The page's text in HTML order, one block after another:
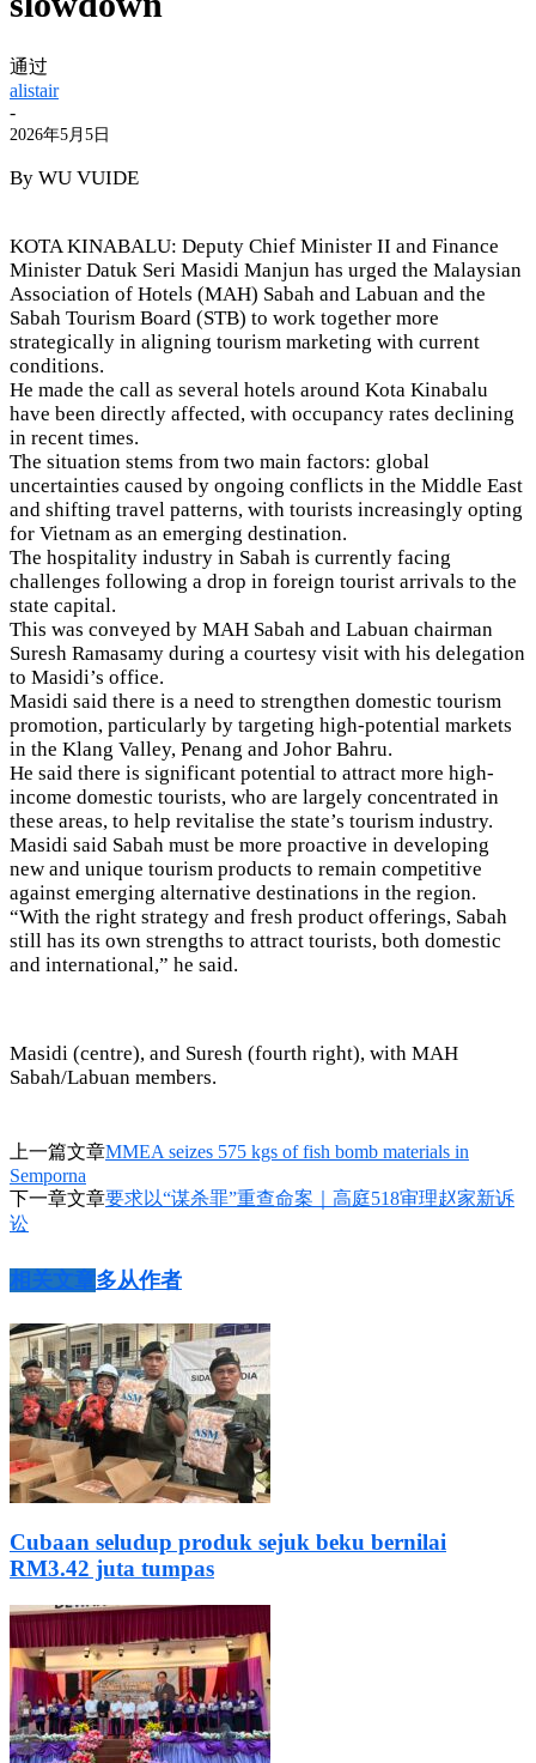
通过
alistair
-
2026年5月5日
By WU VUIDE
KOTA KINABALU: Deputy Chief Minister II and Finance
Minister Datuk Seri Masidi Manjun has urged the Malaysian
Association of Hotels (MAH) Sabah and Labuan and the
Sabah Tourism Board (STB) to work together more
strategically in aligning tourism marketing with current
conditions.
He made the call as several hotels around Kota Kinabalu
have been directly affected, with occupancy rates declining
in recent times.
The situation stems from two main factors: global
uncertainties caused by ongoing conflicts in the Middle East
and shifting travel patterns, with tourists increasingly opting
for Vietnam as an emerging destination.
The hospitality industry in Sabah is currently facing
challenges following a drop in foreign tourist arrivals to the
state capital.
This was conveyed by MAH Sabah and Labuan chairman
Suresh Ramasamy during a courtesy visit with his delegation
to Masidi’s office.
Masidi said there is a need to strengthen domestic tourism
promotion, particularly by targeting high-potential markets
in the Klang Valley, Penang and Johor Bahru.
He said there is significant potential to attract more high-
income domestic tourists, who are largely concentrated in
these areas, to help revitalise the state’s tourism industry.
Masidi said Sabah must be more proactive in developing
new and unique tourism products to remain competitive
against emerging alternative destinations in the region.
“With the right strategy and fresh product offerings, Sabah
still has its own strengths to attract tourists, both domestic
and international,” he said.
Masidi (centre), and Suresh (fourth right), with MAH
Sabah/Labuan members.
上一篇文章MMEA seizes 575 kgs of fish bomb materials in
Semporna
下一章文章要求以“谋杀罪”重查命案｜高庭518审理赵家新诉
讼
相关文章多从作者
Cubaan seludup produk sejuk beku bernilai
RM3.42 juta tumpas